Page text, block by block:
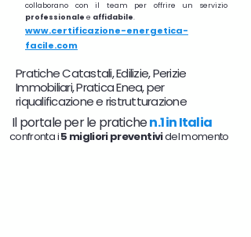
collaborano con il team per offrire un servizio
professionale e affidabile.
www.certificazione-energetica-
facile.com
Pratiche Catastali, Edilizie, Perizie
Immobiliari, Pratica Enea, per
riqualificazione e ristrutturazione
Il portale per le pratichen.1 in Italia
confronta i5 migliori preventividel momento